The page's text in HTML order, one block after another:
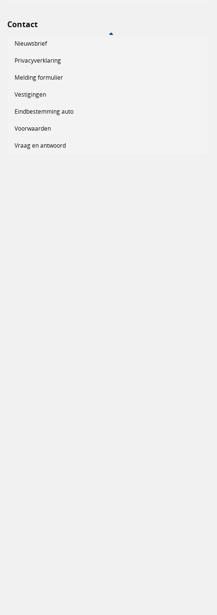
Contact
Nieuwsbrief
Privacyverklaring
Melding formulier
Vestigingen
Eindbestemming auto
Voorwaarden
Vraag en antwoord